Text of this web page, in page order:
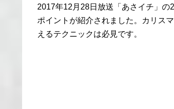
2017年12月28日放送「あさイチ」
ポイントが紹介されました。カリス
えるテクニックは必見です。